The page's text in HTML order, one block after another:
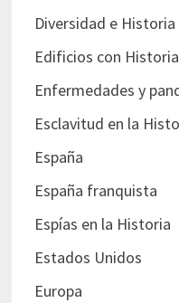
Diversidad e Historia
Edificios con Historia
Enfermedades y
Esclavitud en la
España
España franquista
Espías en la Historia
Estados Unidos
Europa